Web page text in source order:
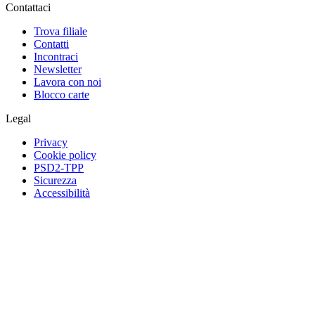
Contattaci
Trova filiale
Contatti
Incontraci
Newsletter
Lavora con noi
Blocco carte
Legal
Privacy
Cookie policy
PSD2-TPP
Sicurezza
Accessibilità